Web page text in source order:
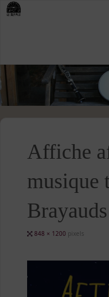
Skip
Affiche
musique
Brayauds
Full848 × 1200 pixels